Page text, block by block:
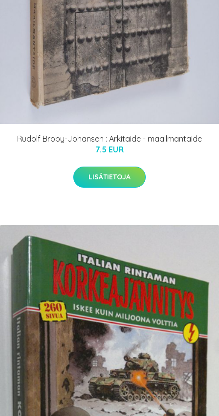
Rudolf Broby-Johansen : Arkitaide - maailmantaide
7.5 EUR
LISÄTIETOJA